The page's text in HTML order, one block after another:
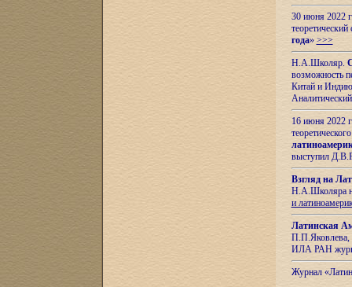
30 июня 2022
года» >>>
Н.А.Школяр.
возможность
Китай и
16 июня 2022
выступил
Взгляд на
Н.А.Школяра
и
Латинская
П.П.Яковлева,
ИЛА РАН
Журнал